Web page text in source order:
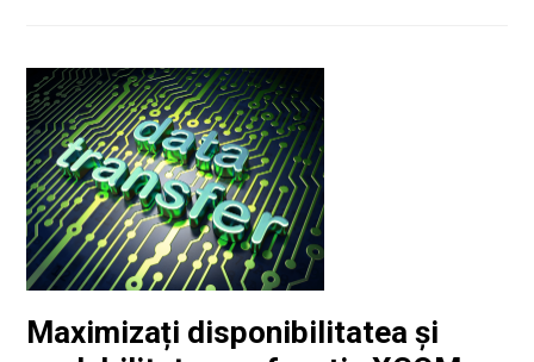
Maximizați disponibilitatea și